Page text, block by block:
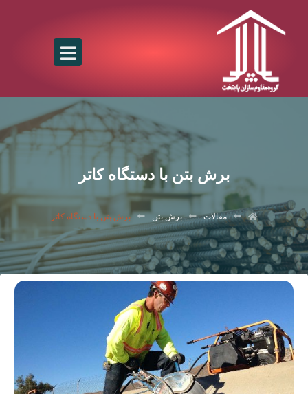
برش بتن با دستگاه کاتر
مقالات برش بتن برش بتن با دستگاه کاتر